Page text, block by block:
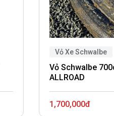
Vỏ Xe Schwalbe
Vỏ Schwalbe
ALLROAD
1,700,000đ